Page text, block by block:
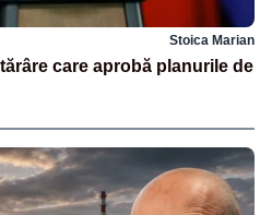
Stoica Marian
care aprobă planurile de